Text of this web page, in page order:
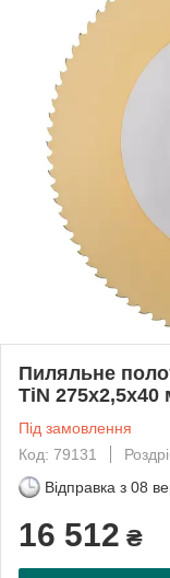
Пиляльне
TiN 275x2,5x40
Під замовлення
Код: 79131
Відправка з 08
16 512 ₴